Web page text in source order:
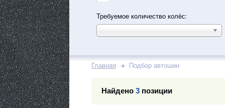
Требуемое количество колёс:
Главная Подбор автошин
Найдено 3 позиции